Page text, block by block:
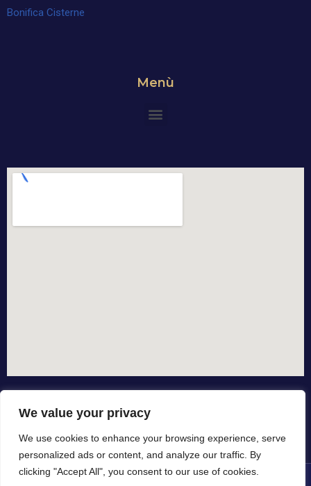
We value your privacy
We use cookies to enhance your browsing experience, serve
personalized ads or content, and analyze our traffic. By
clicking "Accept All", you consent to our use of cookies.
Bonifica Cisterne
Menù